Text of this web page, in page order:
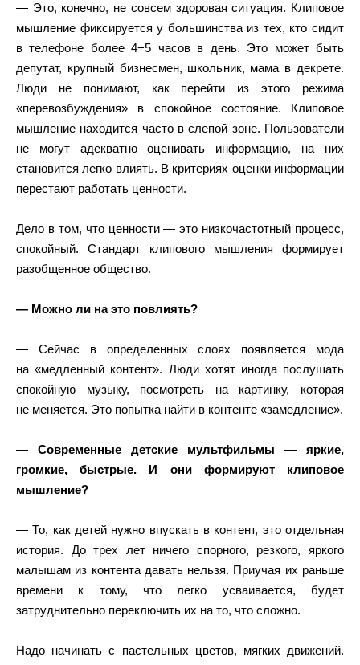
— Это, конечно, не совсем здоровая ситуация. Клиповое
мышление фиксируется у большинства из тех, кто сидит
в телефоне более 4−5 часов в день. Это может быть
депутат, крупный бизнесмен, школьник, мама в декрете.
Люди не понимают, как перейти из этого режима
«перевозбуждения» в спокойное состояние. Клиповое
мышление находится часто в слепой зоне. Пользователи
не могут адекватно оценивать информацию, на них
становится легко влиять. В критериях оценки информации
перестают работать ценности.
Дело в том, что ценности — это низкочастотный процесс,
спокойный. Стандарт клипового мышления формирует
разобщенное общество.
— Можно ли на это повлиять?
— Сейчас в определенных слоях появляется мода
на «медленный контент». Люди хотят иногда послушать
спокойную музыку, посмотреть на картинку, которая
не меняется. Это попытка найти в контенте «замедление».
— Современные детские мультфильмы — яркие,
громкие, быстрые. И они формируют клиповое
мышление?
— То, как детей нужно впускать в контент, это отдельная
история. До трех лет ничего спорного, резкого, яркого
малышам из контента давать нельзя. Приучая их раньше
времени к тому, что легко усваивается, будет
затруднительно переключить их на то, что сложно.
Надо начинать с пастельных цветов, мягких движений.